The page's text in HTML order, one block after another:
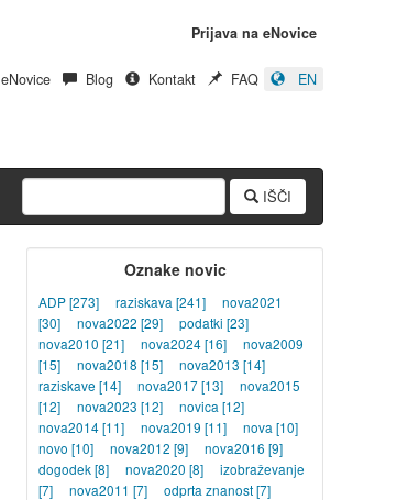
Prijava na eNovice
eNovice Blog Kontakt FAQ EN
IŠČI
Oznake novic
ADP[273] raziskava [241]
nova2021
[30]
nova2022 [29] podatki [23]
nova2010 [21] nova2024[16]
nova2009
[15]
nova2018 [15] nova2013 [14]
raziskave [14] nova2017[13]
nova2015
[12]
nova2023 [12] novica [12]
nova2014[11] nova2019 [11] nova [10]
novo [10] nova2012 [9] nova2016 [9]
dogodek[8] nova2020 [8]
izobraževanje
[7]
nova2011 [7] odprta znanost[7]